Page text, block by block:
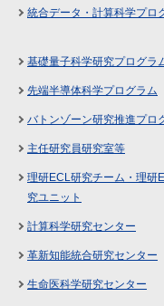
統合データ・計算科学プロ
基礎量子科学研究プログラ
先端半導体科学プログラム
バトンゾーン研究推進プロ
主任研究員研究室等
理研ECL研究チーム・理研
究ユニット
計算科学研究センター
革新知能統合研究センター
生命医科学研究センター